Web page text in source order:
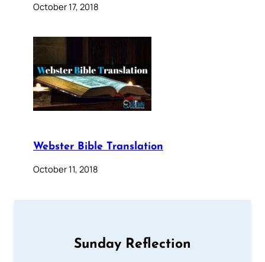
October 17, 2018
Webster Bible Translation
October 11, 2018
Sunday Reflection